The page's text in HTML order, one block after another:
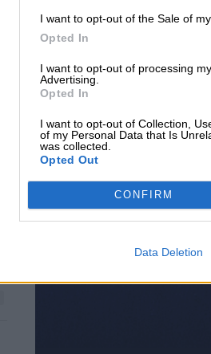
I want to opt-out of the Sale of
Opted In
I want to opt-out of processing
Advertising.
Opted In
I want to opt-out of Collection,
of my Personal Data that Is
was collected.
Opted Out
CONFIRM
Data Deletion